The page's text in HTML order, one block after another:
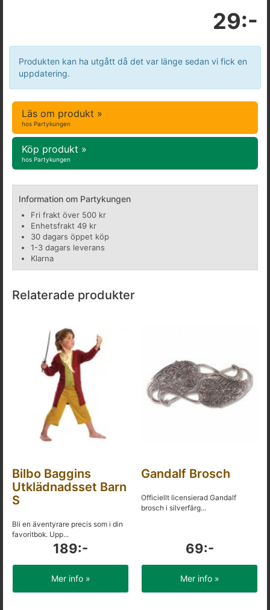
29:-
Produkten kan ha utgått då det var länge sedan vi fick en
uppdatering.
Läs om produkt »
hos Partykungen
Köp produkt »
hos Partykungen
Information om Partykungen
Fri frakt över 500 kr
Enhetsfrakt 49 kr
30 dagars öppet köp
1-3 dagars leverans
Klarna
Relaterade produkter
Bilbo Baggins
Utklädnadsset Barn
S
Bli en äventyrare precis som i din
favoritbok. Upp...
189:-
Mer info »
Gandalf Brosch
Officiellt licensierad Gandalf
brosch i silverfärg...
69:-
Mer info »